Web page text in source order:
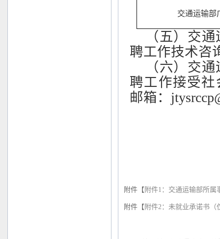
交通运输部
（五）交
聘工作技术咨
（六）交
聘工作接受社
邮箱：
附件【 附件1：交通运输部所属
附件【 附件2：未就业承诺书（